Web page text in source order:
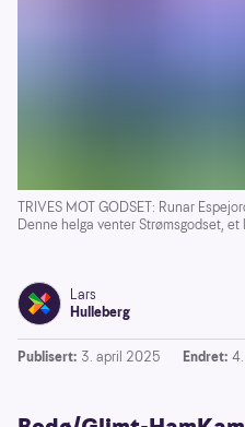
TRIVES MOT GODSET: Runar
Denne helga venter Strømsgodset,
Lars
Hulleberg
Publisert: 3. april 2025 Endret: